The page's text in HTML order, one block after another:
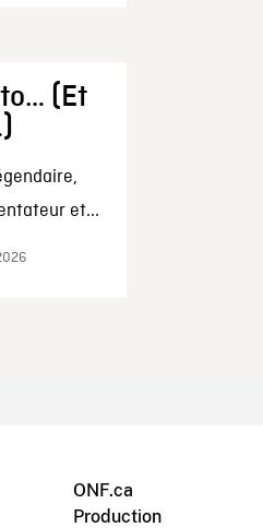
(Et
et...
ONF.ca
Production